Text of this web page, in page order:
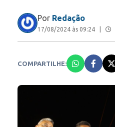
Por Redação
17/08/2024 às 09:24
COMPARTILHE: